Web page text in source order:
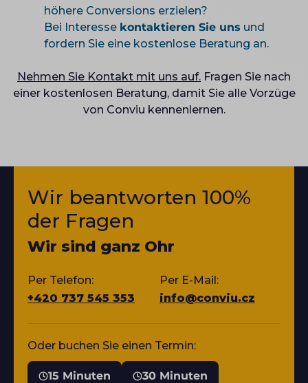
höhere Conversions erzielen?
Bei Interesse kontaktieren Sie uns und
fordern Sie eine kostenlose Beratung an.
Nehmen Sie Kontakt mit uns auf. Fragen Sie nach
einer kostenlosen Beratung, damit Sie alle Vorzüge
von Conviu kennenlernen.
Wir beantworten 100%
der Fragen
Wir sind ganz Ohr
Per Telefon:
+420 737 545 353
Per E-Mail:
info@conviu.cz
Oder buchen Sie einen Termin:
15 Minuten 30 Minuten